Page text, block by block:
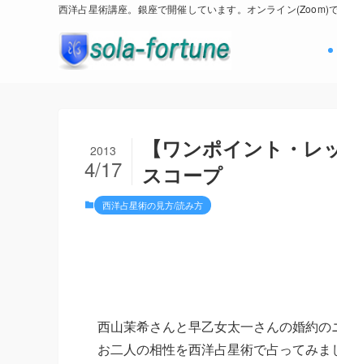
西洋占星術講座。銀座で開催しています。オンライン(Zoom)
【ワンポイント・
スコープ
2013
4/17
西洋占星術の見方/読み方
西山茉希さんと早乙女太一さんの婚約の
お二人の相性を西洋占星術で占ってみま